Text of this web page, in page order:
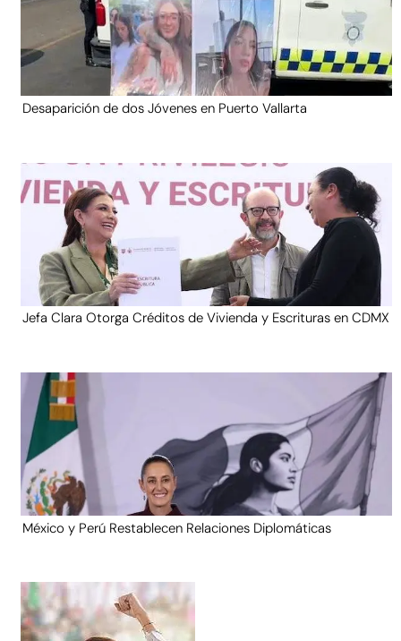
Desaparición de dos Jóvenes en Puerto Vallarta
Jefa Clara Otorga Créditos de Vivienda y Escrituras en CDMX
México y Perú Restablecen Relaciones Diplomáticas